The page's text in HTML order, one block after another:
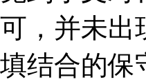
可，并未出
填结合的保